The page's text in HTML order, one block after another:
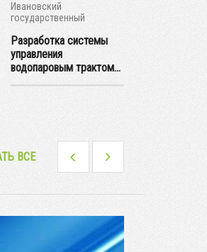
Ивановский
государственный
Разработка системы
управления
водопаровым трактом...
ВСЕ